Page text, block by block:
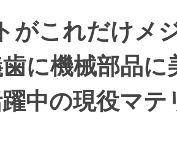
がこれだけメ
に機械部品に
中の現役マテ